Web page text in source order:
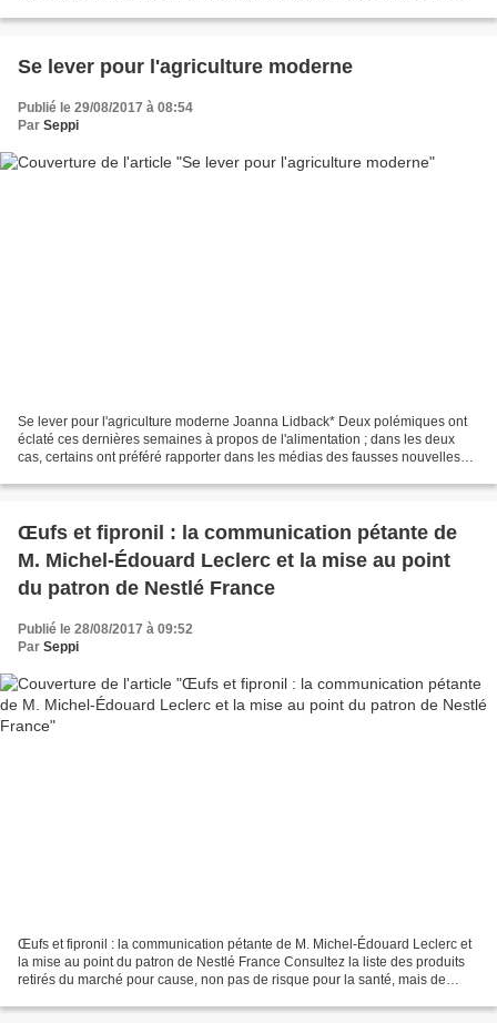
Se lever pour l'agriculture moderne
Publié le 29/08/2017 à 08:54
Par Seppi
Se lever pour l'agriculture moderne Joanna Lidback* Deux polémiques ont
éclaté ces dernières semaines à propos de l'alimentation ; dans les deux
cas, certains ont préféré rapporter dans les médias des fausses nouvelles
Œufs et fipronil : la communication pétante de
M. Michel-Édouard Leclerc et la mise au point
du patron de Nestlé France
Publié le 28/08/2017 à 09:52
Par Seppi
Œufs et fipronil : la communication pétante de M. Michel-Édouard Leclerc et
la mise au point du patron de Nestlé France Consultez la liste des produits
retirés du marché pour cause, non pas de risque pour la santé, mais de